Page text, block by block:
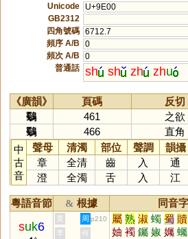
Unicode
U+9E00
GB2312
四角號碼 6712.7
頻序 A/B
0
頻次 A/B
0
普通話 sh sh zh zhu
《廣韻》 頁碼 反切
鸀
461
之欲
鸀
466
直角
中
古
音
聲母 清濁 部位 聲調 韻攝
章
全清 齒 入 通
澄
全濁 舌 入 江
粵語音節 & 根據 同音字
suk6
黃 周 p210 屬 熟 淑 蠋 蜀 贖
妯 襡 钃 婌 孎 蠾
李
何